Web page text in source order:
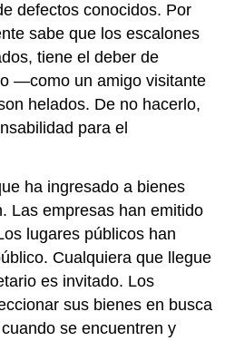
defectos conocidos. Por
sabe que los escalones
tiene el deber de
—como un amigo visitante
helados. De no hacerlo,
para el
ha ingresado a bienes
Las empresas han emitido
lugares públicos han
Cualquiera que llegue
es invitado. Los
sus bienes en busca
se encuentren y